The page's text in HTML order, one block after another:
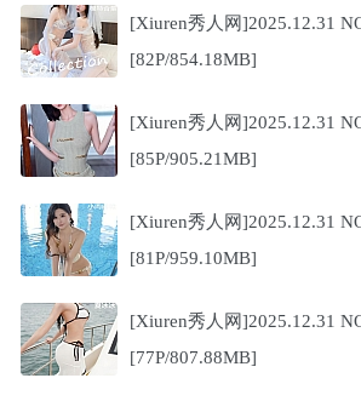
[Xiuren秀人网]2025.12.31
[82P/854.18MB]
[Xiuren秀人网]2025.12.31
[85P/905.21MB]
[Xiuren秀人网]2025.12.31
[81P/959.10MB]
[Xiuren秀人网]2025.12.31
[77P/807.88MB]